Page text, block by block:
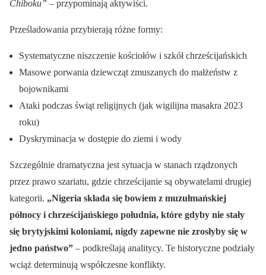
Chiboku” – przypominają aktywiści.
Prześladowania przybierają różne formy:
Systematyczne niszczenie kościołów i szkół chrześcijańskich
Masowe porwania dziewcząt zmuszanych do małżeństw z
bojownikami
Ataki podczas świąt religijnych (jak wigilijna masakra 2023
roku)
Dyskryminacja w dostępie do ziemi i wody
Szczególnie dramatyczna jest sytuacja w stanach rządzonych
przez prawo szariatu, gdzie chrześcijanie są obywatelami drugiej
kategorii. „Nigeria składa się bowiem z muzułmańskiej
północy i chrześcijańskiego południa, które gdyby nie stały
się brytyjskimi koloniami, nigdy zapewne nie zrosłyby się w
jedno państwo” – podkreślają analitycy. Te historyczne podziały
wciąż determinują współczesne konflikty.